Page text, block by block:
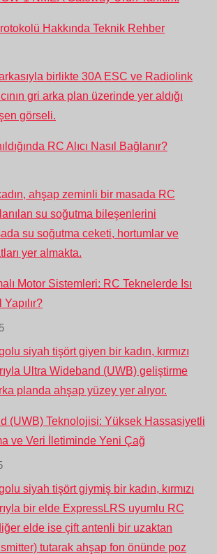
Hakkında Teknik Rehber
RC Alıcı Nasıl Bağlanır?
Motor Sistemleri: RC Teknelerde Isı
(UWB) Teknolojisi: Yüksek Hassasiyetli
ve Veri İletiminde Yeni Çağ